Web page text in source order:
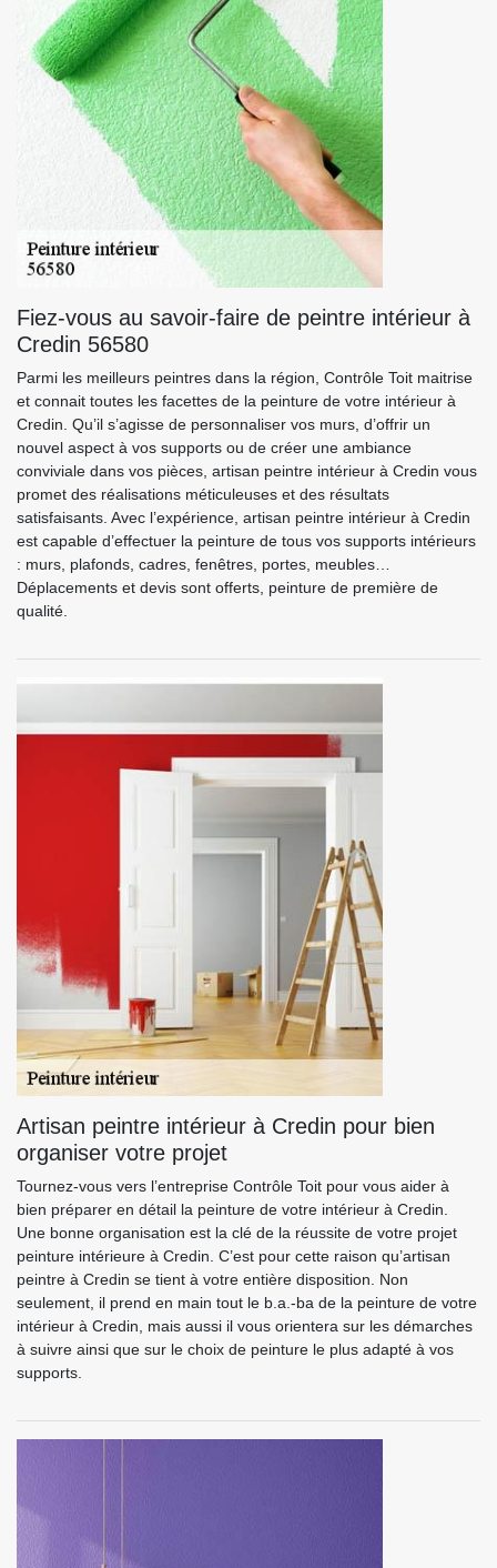
Fiez-vous au savoir-faire de peintre intérieur à
Credin 56580
Parmi les meilleurs peintres dans la région, Contrôle Toit maitrise
et connait toutes les facettes de la peinture de votre intérieur à
Credin. Qu’il s’agisse de personnaliser vos murs, d’offrir un
nouvel aspect à vos supports ou de créer une ambiance
conviviale dans vos pièces, artisan peintre intérieur à Credin vous
promet des réalisations méticuleuses et des résultats
satisfaisants. Avec l’expérience, artisan peintre intérieur à Credin
est capable d’effectuer la peinture de tous vos supports intérieurs
: murs, plafonds, cadres, fenêtres, portes, meubles…
Déplacements et devis sont offerts, peinture de première de
qualité.
Artisan peintre intérieur à Credin pour bien
organiser votre projet
Tournez-vous vers l’entreprise Contrôle Toit pour vous aider à
bien préparer en détail la peinture de votre intérieur à Credin.
Une bonne organisation est la clé de la réussite de votre projet
peinture intérieure à Credin. C’est pour cette raison qu’artisan
peintre à Credin se tient à votre entière disposition. Non
seulement, il prend en main tout le b.a.-ba de la peinture de votre
intérieur à Credin, mais aussi il vous orientera sur les démarches
à suivre ainsi que sur le choix de peinture le plus adapté à vos
supports.